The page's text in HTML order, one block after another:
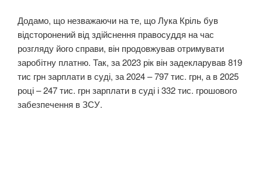
Додамо, що незважаючи на те, що Лука Кріль був
відсторонений від здійснення правосуддя на час
розгляду його справи, він продовжував отримувати
заробітну платню. Так, за 2023 рік він задекларував 819
тис грн зарплати в суді, за 2024 – 797 тис. грн, а в 2025
році – 247 тис. грн зарплати в суді і 332 тис. грошового
забезпечення в ЗСУ.